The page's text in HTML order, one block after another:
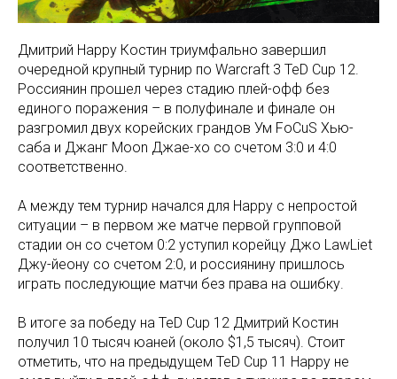
Дмитрий Happy Костин триумфально завершил
очередной крупный турнир по Warcraft 3 TeD Cup 12.
Россиянин прошел через стадию плей-офф без
единого поражения – в полуфинале и финале он
разгромил двух корейских грандов Ум FoCuS Хью-
саба и Джанг Moon Джае-хо со счетом 3:0 и 4:0
соответственно.
А между тем турнир начался для Happy с непростой
ситуации – в первом же матче первой групповой
стадии он со счетом 0:2 уступил корейцу Джо LawLiet
Джу-йеону со счетом 2:0, и россиянину пришлось
играть последующие матчи без права на ошибку.
В итоге за победу на TeD Cup 12 Дмитрий Костин
получил 10 тысяч юаней (около $1,5 тысяч). Стоит
отметить, что на предыдущем TeD Cup 11 Happy не